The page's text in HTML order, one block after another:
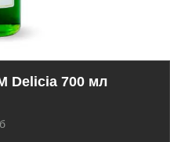
Delicia 700 мл